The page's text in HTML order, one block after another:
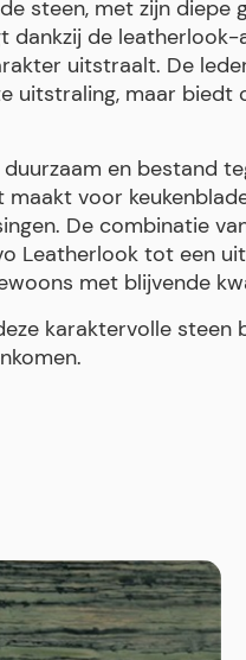
steen, met zijn diepe
dankzij de
uitstraalt. De
uitstraling, maar biedt
en bestand
voor
De combinatie
Leatherlook tot een
met blijvende
karaktervolle steen